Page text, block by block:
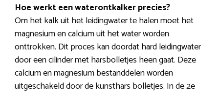
Hoe werkt een waterontkalker precies?
Om het kalk uit het leidingwater te halen moet het
magnesium en calcium uit het water worden
onttrokken. Dit proces kan doordat hard leidingwater
door een cilinder met harsbolletjes heen gaat. Deze
calcium en magnesium bestanddelen worden
uitgeschakeld door de kunsthars bolletjes. In de 2e